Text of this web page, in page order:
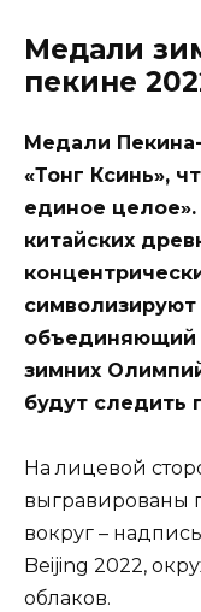
Медали
пекине
Медали
«Тонг Ксинь»,
единое
китайских
объединяющий
зимних
будут следить
На лицевой
выгравированы
вокруг –
Beijing 2022,
облаков.